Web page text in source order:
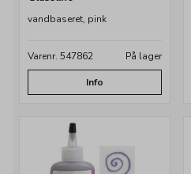
vandbaseret, pink
Varenr. 547862 På lager
Info